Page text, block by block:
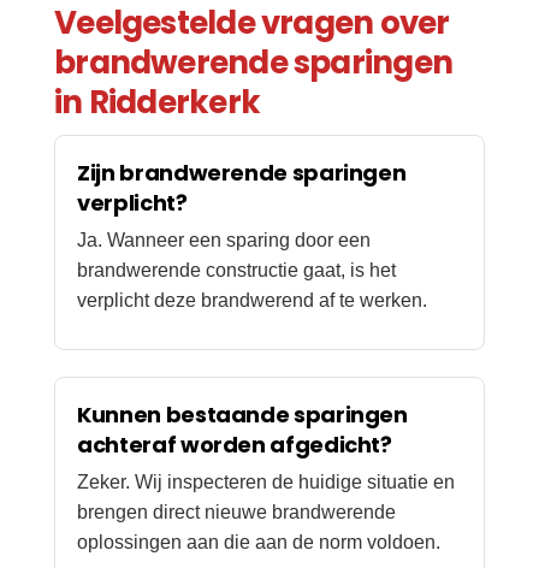
Veelgestelde vragen over
brandwerende sparingen
in Ridderkerk
Zijn brandwerende sparingen
verplicht?
Ja. Wanneer een sparing door een
brandwerende constructie gaat, is het
verplicht deze brandwerend af te werken.
Kunnen bestaande sparingen
achteraf worden afgedicht?
Zeker. Wij inspecteren de huidige situatie en
brengen direct nieuwe brandwerende
oplossingen aan die aan de norm voldoen.